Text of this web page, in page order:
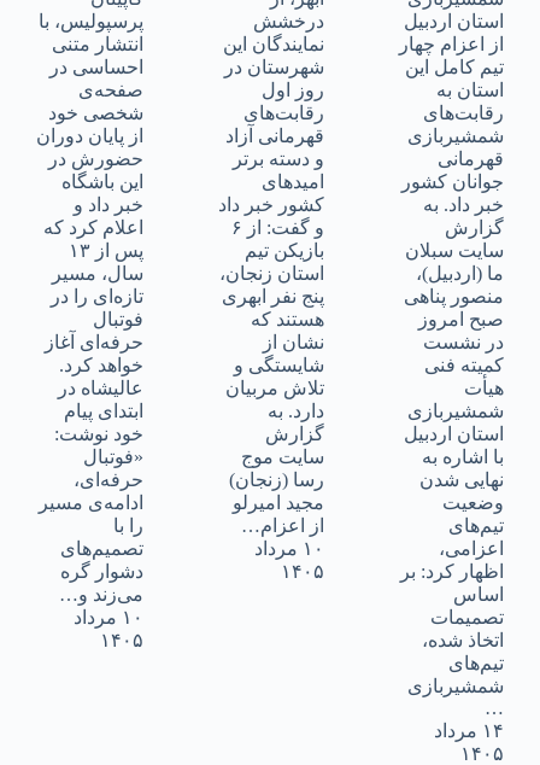
استان اردبیل
از اعزام چهار
تیم کامل این
استان به
رقابت‌های
شمشیربازی
قهرمانی
جوانان کشور
خبر داد. به
گزارش
سایت سبلان
ما (اردبیل)،
منصور پناهی
صبح امروز
در نشست
کمیته فنی
هیأت
شمشیربازی
استان اردبیل
با اشاره به
نهایی شدن
وضعیت
تیم‌های
اعزامی،
اظهار کرد: بر
اساس
تصمیمات
اتخاذ شده،
تیم‌های
شمشیربازی
…
۱۴ مرداد
۱۴۰۵
درخشش
نمایندگان این
شهرستان در
روز اول
رقابت‌های
قهرمانی آزاد
و دسته برتر
امیدهای
کشور خبر داد
و گفت: از ۶
بازیکن تیم
استان زنجان،
پنج نفر ابهری
هستند که
نشان از
شایستگی و
تلاش مربیان
دارد. به
گزارش
سایت موج
رسا (زنجان)
مجید امیرلو
از اعزام…
۱۰ مرداد
۱۴۰۵
پرسپولیس، با
انتشار متنی
احساسی در
صفحه‌ی
شخصی خود
از پایان دوران
حضورش در
این باشگاه
خبر داد و
اعلام کرد که
پس از ۱۳
سال، مسیر
تازه‌ای را در
فوتبال
حرفه‌ای آغاز
خواهد کرد.
عالیشاه در
ابتدای پیام
خود نوشت:
«فوتبال
حرفه‌ای،
ادامه‌ی مسیر
را با
تصمیم‌های
دشوار گره
می‌زند و…
۱۰ مرداد
۱۴۰۵